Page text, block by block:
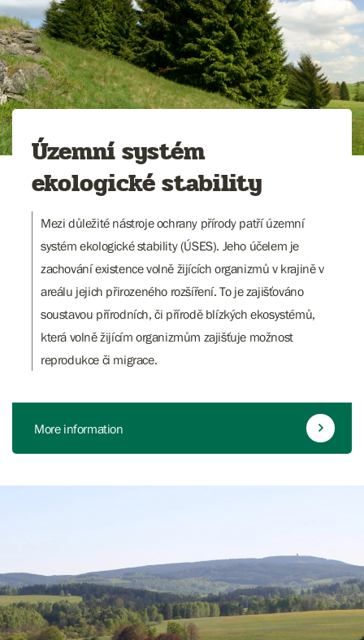
Územní systém
ekologické stability
Mezi důležité nástroje ochrany přírody patří územní
systém ekologické stability (ÚSES). Jeho účelem je
zachování existence volně žijících organizmů v krajině v
areálu jejich přirozeného rozšíření. To je zajišťováno
soustavou přírodních, či přírodě blízkých ekosystémů,
která volně žijícím organizmům zajišťuje možnost
reprodukce či migrace.
More information